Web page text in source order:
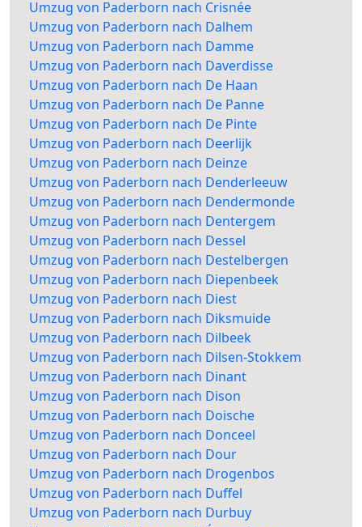
Umzug von Paderborn nach Crisnée
Umzug von Paderborn nach Dalhem
Umzug von Paderborn nach Damme
Umzug von Paderborn nach Daverdisse
Umzug von Paderborn nach De Haan
Umzug von Paderborn nach De Panne
Umzug von Paderborn nach De Pinte
Umzug von Paderborn nach Deerlijk
Umzug von Paderborn nach Deinze
Umzug von Paderborn nach Denderleeuw
Umzug von Paderborn nach Dendermonde
Umzug von Paderborn nach Dentergem
Umzug von Paderborn nach Dessel
Umzug von Paderborn nach Destelbergen
Umzug von Paderborn nach Diepenbeek
Umzug von Paderborn nach Diest
Umzug von Paderborn nach Diksmuide
Umzug von Paderborn nach Dilbeek
Umzug von Paderborn nach Dilsen-Stokkem
Umzug von Paderborn nach Dinant
Umzug von Paderborn nach Dison
Umzug von Paderborn nach Doische
Umzug von Paderborn nach Donceel
Umzug von Paderborn nach Dour
Umzug von Paderborn nach Drogenbos
Umzug von Paderborn nach Duffel
Umzug von Paderborn nach Durbuy